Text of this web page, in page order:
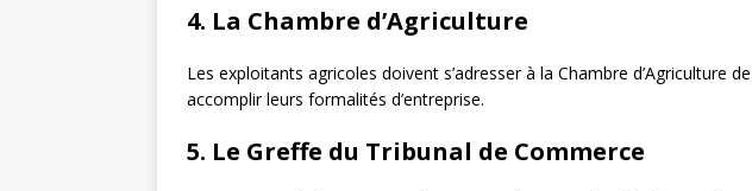
4. La Chambre d’Agriculture
Les exploitants agricoles doivent s’adresser à la Chambre d’Agriculture
accomplir leurs formalités d’entreprise.
5. Le Greffe du Tribunal de Commerce